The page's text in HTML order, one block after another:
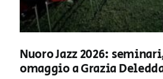
Nuoro Jazz 2026:
omaggio a Grazia